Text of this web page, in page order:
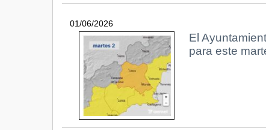
01/06/2026
El
para este